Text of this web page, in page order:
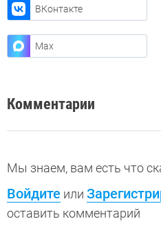
ВКонтакте
Max
Комментарии
Мы знаем, вам есть что
Войдите или
оставить комментарий